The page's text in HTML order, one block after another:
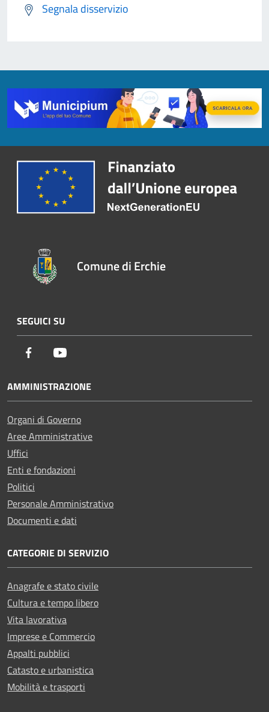
Segnala disservizio
Comune di Erchie
SEGUICI SU
Facebook
AMMINISTRAZIONE
Organi di Governo
Aree Amministrative
Uffici
Enti e fondazioni
Politici
Personale Amministrativo
Documenti e dati
CATEGORIE DI SERVIZIO
Anagrafe e stato civile
Cultura e tempo libero
Vita lavorativa
Imprese e Commercio
Appalti pubblici
Catasto e urbanistica
Mobilità e trasporti